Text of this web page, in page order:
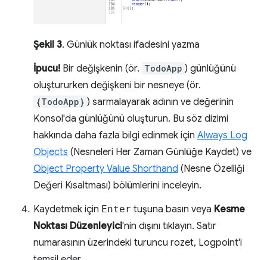
Şekil 3. Günlük noktası ifadesini yazma
İpucu! Bir değişkenin (ör. TodoApp ) günlüğünü
oluştururken değişkeni bir nesneye (ör.
{TodoApp} ) sarmalayarak adının ve değerinin
Konsol'da günlüğünü oluşturun. Bu söz dizimi
hakkında daha fazla bilgi edinmek için Always Log
Objects (Nesneleri Her Zaman Günlüğe Kaydet) ve
Object Property Value Shorthand (Nesne Özelliği
Değeri Kısaltması) bölümlerini inceleyin.
Kaydetmek için Enter tuşuna basın veya Kesme
Noktası Düzenleyici'nin dışını tıklayın. Satır
numarasının üzerindeki turuncu rozet, Logpoint'i